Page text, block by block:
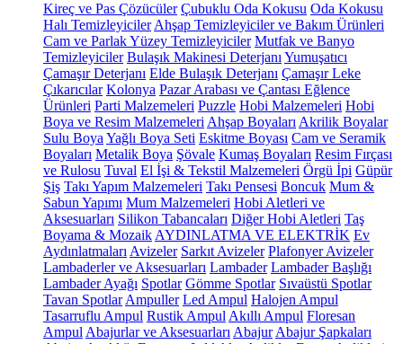
Kireç ve Pas Çözücüler Çubuklu Oda Kokusu Oda Kokusu
Halı Temizleyiciler Ahşap Temizleyiciler ve Bakım Ürünleri
Cam ve Parlak Yüzey Temizleyiciler Mutfak ve Banyo
Temizleyiciler Bulaşık Makinesi Deterjanı Yumuşatıcı
Çamaşır Deterjanı Elde Bulaşık Deterjanı Çamaşır Leke
Çıkarıcılar Kolonya Pazar Arabası ve Çantası Eğlence
Ürünleri Parti Malzemeleri Puzzle Hobi Malzemeleri Hobi
Boya ve Resim Malzemeleri Ahşap Boyaları Akrilik Boyalar
Sulu Boya Yağlı Boya Seti Eskitme Boyası Cam ve Seramik
Boyaları Metalik Boya Şövale Kumaş Boyaları Resim Fırçası
ve Rulosu Tuval El İşi & Tekstil Malzemeleri Örgü İpi Güpür
Şiş Takı Yapım Malzemeleri Takı Pensesi Boncuk Mum &
Sabun Yapımı Mum Malzemeleri Hobi Aletleri ve
Aksesuarları Silikon Tabancaları Diğer Hobi Aletleri Taş
Boyama & Mozaik AYDINLATMA VE ELEKTRİK Ev
Aydınlatmaları Avizeler Sarkıt Avizeler Plafonyer Avizeler
Lambaderler ve Aksesuarları Lambader Lambader Başlığı
Lambader Ayağı Spotlar Gömme Spotlar Sıvaüstü Spotlar
Tavan Spotlar Ampuller Led Ampul Halojen Ampul
Tasarruflu Ampul Rustik Ampul Akıllı Ampul Floresan
Ampul Abajurlar ve Aksesuarları Abajur Abajur Şapkaları